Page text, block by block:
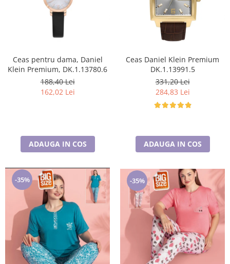
Ceas pentru dama, Daniel
Klein Premium, DK.1.13780.6
188,40 Lei
162,02 Lei
ADAUGA IN COS
Ceas Daniel Klein Premium
DK.1.13991.5
331,20 Lei
284,83 Lei
ADAUGA IN COS
-35% -35%